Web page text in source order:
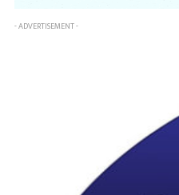
- ADVERTISEMENT -